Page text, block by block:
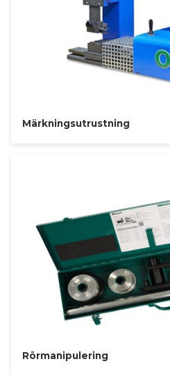
Märkningsutrustning
Rörmanipulering